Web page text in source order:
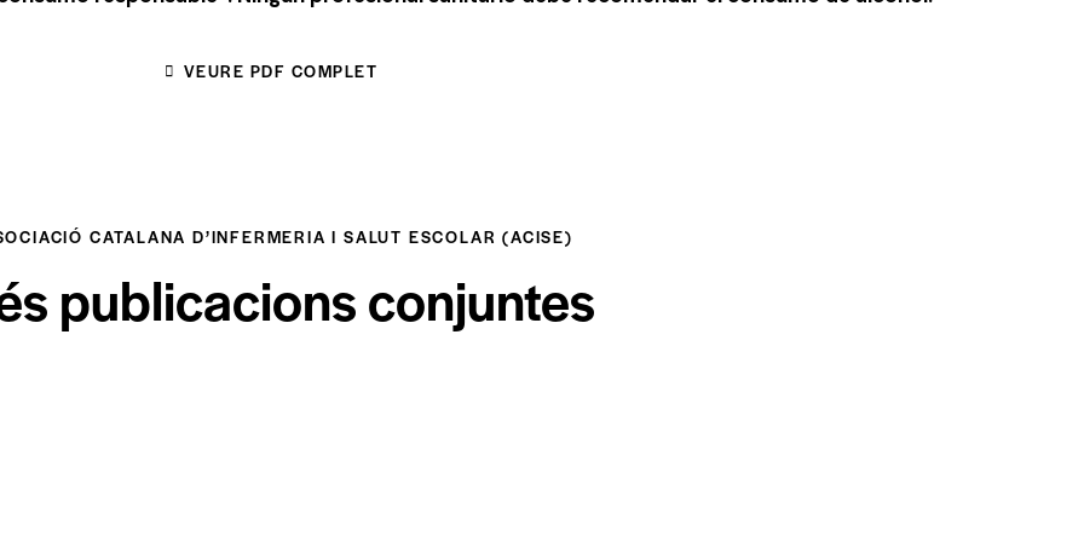
VEURE PDF COMPLET
CATALANA D’INFERMERIA I SALUT ESCOLAR (ACISE)
publicacions conjuntes